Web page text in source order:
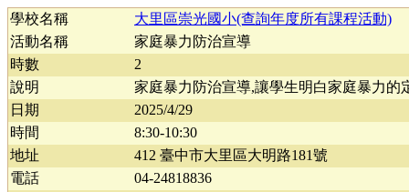
學校名稱
大里區崇光國小(查詢年度所有課程活動)
活動名稱
家庭暴力防治宣導
時數
2
說明
家庭暴力防治宣導,讓學生明白家庭暴力的
日期
2025/4/29
時間
8:30-10:30
地址
412 臺中市大里區大明路181號
電話
04-24818836